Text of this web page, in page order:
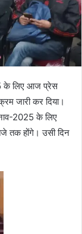
के लिए आज प्रेस
जारी कर दिया।
2025 के लिए
तक होंगे। उसी दिन